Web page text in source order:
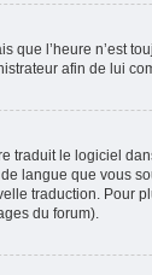
que l’heure n’est
afin de lui
traduit le logiciel
langue que vous
traduction. Pour
du forum).